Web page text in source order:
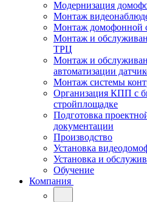
Модернизация
Монтаж
Монтаж домофонной
Монтаж и
ТРЦ
Монтаж и
автоматизации
Монтаж системы
Организация КПП с
стройплощадке
Подготовка
документации
Производство
Установка
Установка и
Обучение
Компания